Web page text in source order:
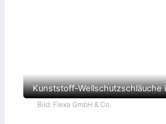
Kunststoff-Wellschutzschläuche
Bild: Flexa GmbH & Co.